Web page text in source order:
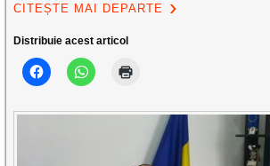
CITEȘTE MAI DEPARTE
Distribuie acest articol